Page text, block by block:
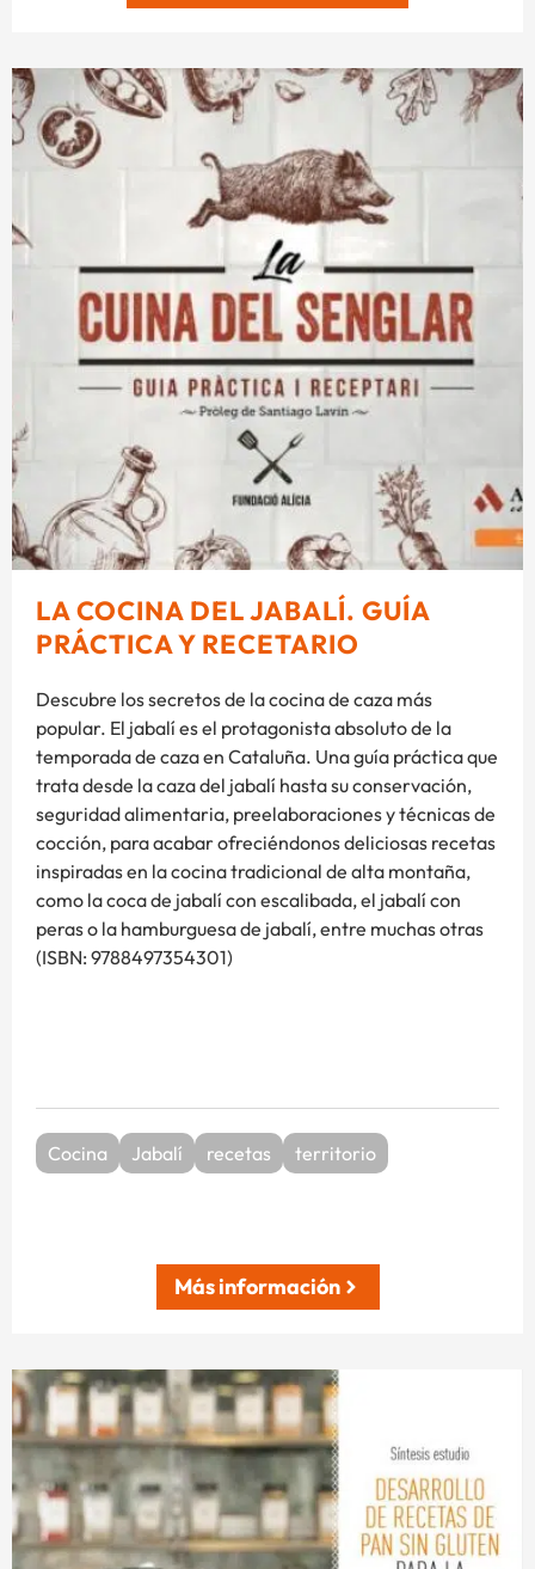
LA COCINA DEL JABALÍ. GUÍA
PRÁCTICA Y RECETARIO
Descubre los secretos de la cocina de caza más
popular. El jabalí es el protagonista absoluto de la
temporada de caza en Cataluña. Una guía práctica que
trata desde la caza del jabalí hasta su conservación,
seguridad alimentaria, preelaboraciones y técnicas de
cocción, para acabar ofreciéndonos deliciosas recetas
inspiradas en la cocina tradicional de alta montaña,
como la coca de jabalí con escalibada, el jabalí con
peras o la hamburguesa de jabalí, entre muchas otras
(ISBN: 9788497354301)
Cocina Jabalí recetas territorio
Más información